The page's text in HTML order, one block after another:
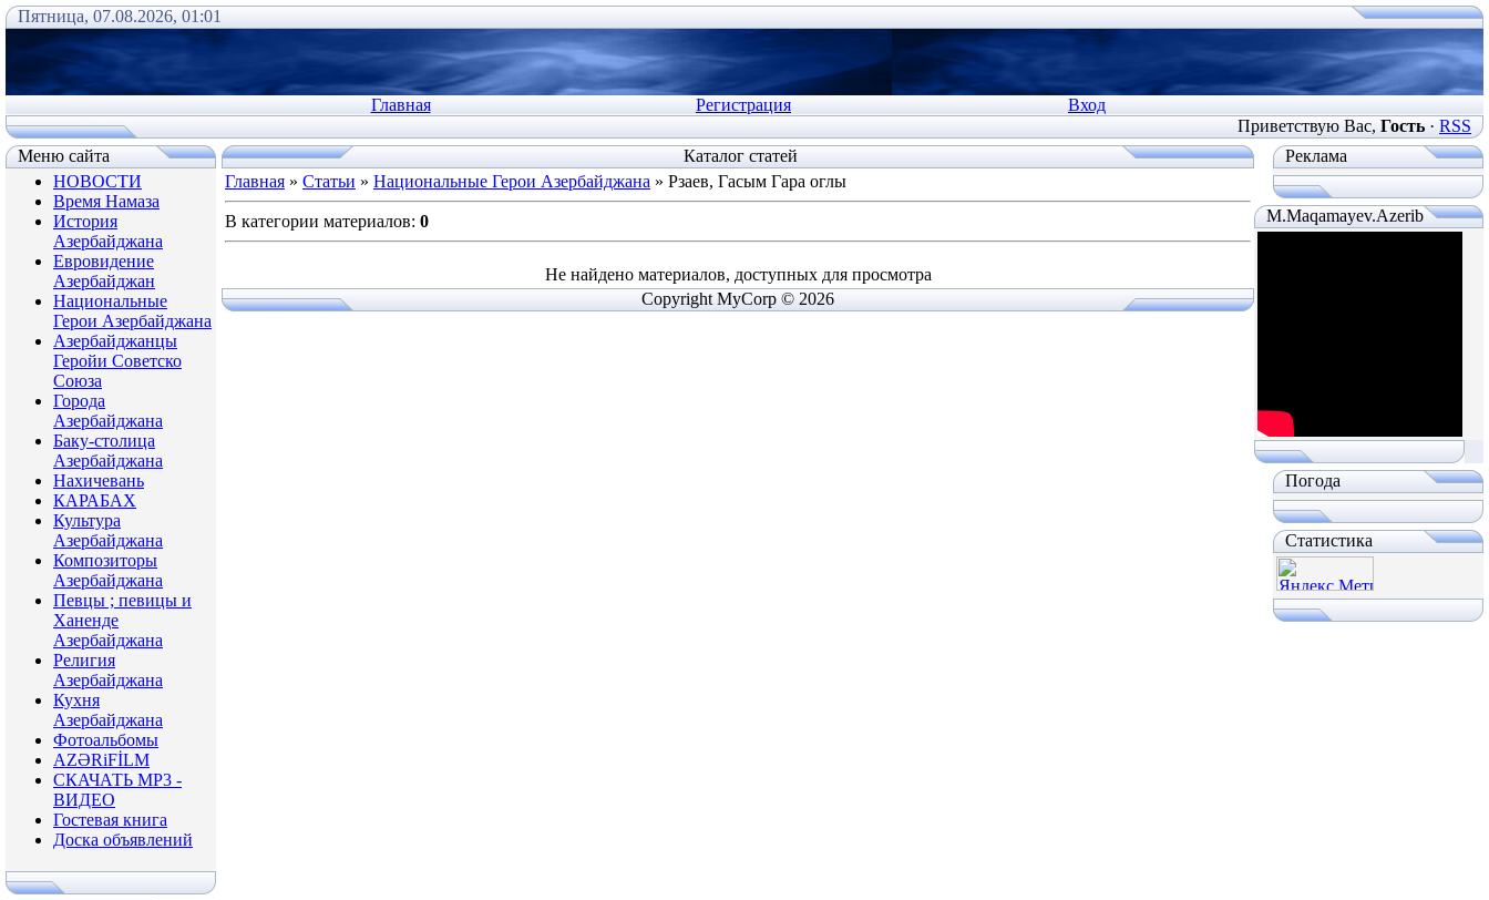
Пятница, 07.08.2026, 01:01
Главная Регистрация
Вход
Приветствую Вас, Гость· RSS
Меню сайта
НОВОСТИ
Время Намаза
История
Азербайджана
Евровидение
Азербайджан
Национальные
Герои Азербайджана
Азербайджанцы
Геройи Советско
Союза
Города
Азербайджана
Баку-столица
Азербайджана
Нахичевань
КАРАБАХ
Культура
Азербайджана
Композиторы
Азербайджана
Певцы ; певицы и
Ханенде
Азербайджана
Религия
Азербайджана
Кухня
Азербайджана
Фотоальбомы
AZƏRiFİLM
СКАЧАТЬ МР3 -
ВИДЕО
Гостевая книга
Доска объявлений
Каталог статей
Главная » Статьи » Национальные Герои Азербайджана » Рзаев, Гасым Гара оглы
В категории материалов: 0
Не найдено материалов, доступных для просмотра
Copyright MyCorp © 2026
Реклама
M.Maqamayev.Azerib
Погода
Статистика